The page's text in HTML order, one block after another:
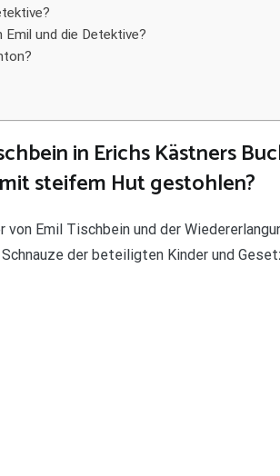
und die Detektive?
in Erichs Kästners
steifem Hut gestohlen?
Emil Tischbein und der
der beteiligten Kinder und